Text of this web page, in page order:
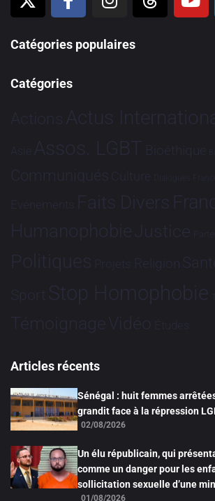
Catégories populaires
Catégories
Actions Actus
Asie Assos. LGBT Bioéthique
Communiqués Culture Dialogues
Evénements Faits Divers
HumanophobieJustice
Politiques Projets Religion
Sport Stop Homophobie
TémoignageVidéo Études
Articles récents
Sénégal : huit femmes
grandit face à la répression
02/08/2026
Un élu républicain, qui
comme un danger pour les
sollicitation sexuelle d’une
01/08/2026